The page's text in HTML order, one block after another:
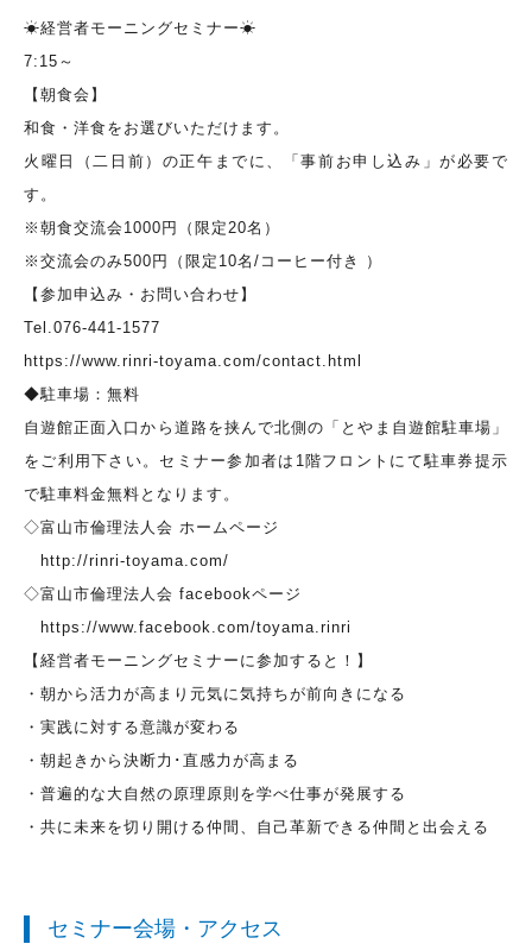
☀経営者モーニングセミナー☀
7:15～
【朝食会】
和食・洋食をお選びいただけます。
火曜日（二日前）の正午までに、「事前お申し込み」が必要で
す。
※朝食交流会1000円（限定20名）
※交流会のみ500円（限定10名/コーヒー付き ）
【参加申込み・お問い合わせ】
Tel.076-441-1577
https://www.rinri-toyama.com/contact.html
◆駐車場：無料
自遊館正面入口から道路を挟んで北側の「とやま自遊館駐車場」
をご利用下さい。セミナー参加者は1階フロントにて駐車券提示
で駐車料金無料となります。
◇富山市倫理法人会 ホームページ
http://rinri-toyama.com/
◇富山市倫理法人会 facebookページ
https://www.facebook.com/toyama.rinri
【経営者モーニングセミナーに参加すると！】
・朝から活力が高まり元気に気持ちが前向きになる
・実践に対する意識が変わる
・朝起きから決断力･直感力が高まる
・普遍的な大自然の原理原則を学べ仕事が発展する
・共に未来を切り開ける仲間、自己革新できる仲間と出会える
セミナー会場・アクセス